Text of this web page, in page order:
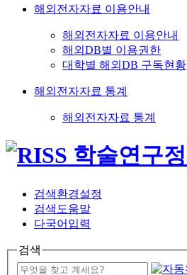
해외전자자료 이용안내
해외전자자료 이용안내
해외DB별 이용권한
대학별 해외DB 구독현황
해외전자자료 통계
해외전자자료 통계
검색환경설정
검색도움말
다국어입력
검색